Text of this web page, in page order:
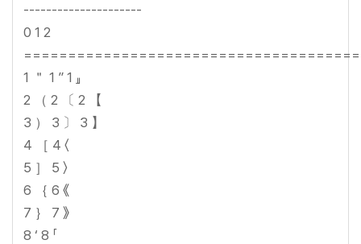
---------------------
0 1 2
1 ＂ 1 ” 1 』
2 （ 2 〔 2 【
3 ） 3 〕 3 】
4 ［ 4 〈
5 ］ 5 〉
6 ｛ 6 《
7 ｝ 7 》
8 ‘ 8 「